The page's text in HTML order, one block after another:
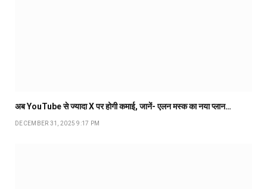
अब YouTube से ज्यादा X पर होगी कमाई, जानें- एलन मस्क का नया प्लान…
DECEMBER 31, 2025 9:17 PM